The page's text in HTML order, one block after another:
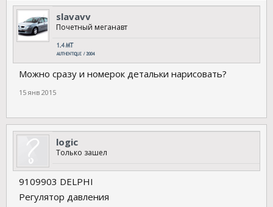
slavavv
Почетный меганавт
Можно сразу и номерок детальки нарисовать?
15 янв 2015
logic
Только зашел
9109903 DELPHI
Регулятор давления